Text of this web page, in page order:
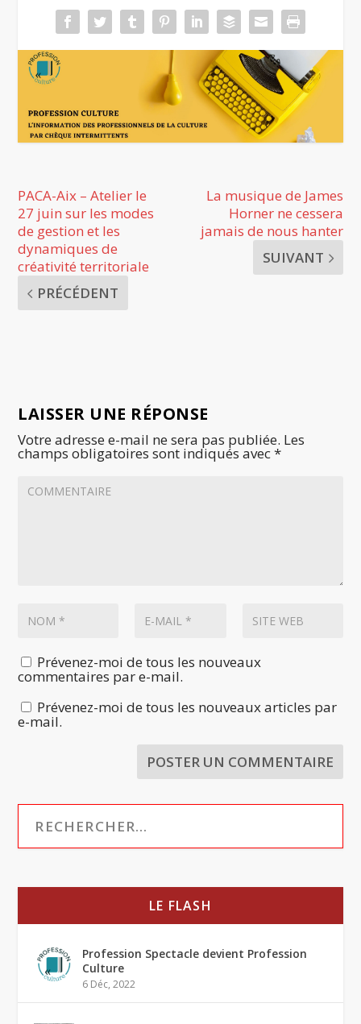
PACA-Aix – Atelier le
27 juin sur les modes
de gestion et les
dynamiques de
créativité territoriale
PRÉCÉDENT
La musique de James
Horner ne cessera
jamais de nous hanter
SUIVANT
LAISSER UNE RÉPONSE
Votre adresse e-mail ne sera pas publiée. Les
champs obligatoires sont indiqués avec*
Prévenez-moi de tous les nouveaux
commentaires par e-mail.
Prévenez-moi de tous les nouveaux articles par
e-mail.
LE FLASH
Profession Spectacle devient Profession
Culture
6 Déc, 2022